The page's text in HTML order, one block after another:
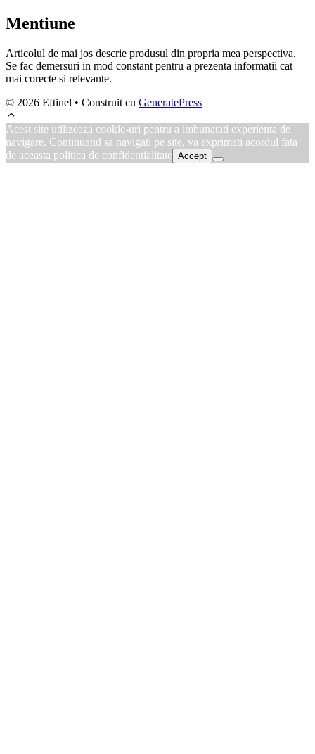
Mentiune
Articolul de mai jos descrie produsul din propria mea perspectiva.
Se fac demersuri in mod constant pentru a prezenta informatii cat
mai corecte si relevante.
© 2026 Eftinel • Construit cu GeneratePress
Acest site utilizeaza cookie-uri pentru a imbunatati experienta de
navigare. Continuand sa navigati pe site, va exprimati acordul fata
de aceasta politica de confidentialitate Accept